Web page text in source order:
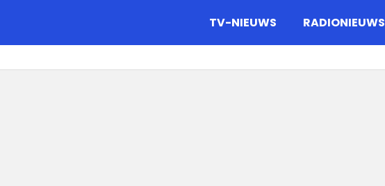
TV-NIEUWS RADIONIEUWS